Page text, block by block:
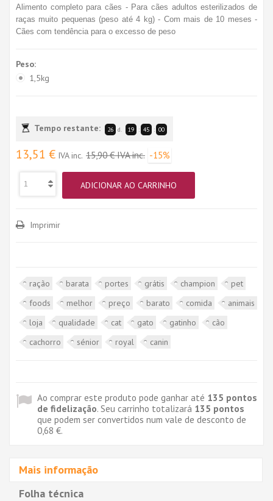
Alimento completo para cães - Para cães adultos esterilizados de
raças muito pequenas (peso até 4 kg) - Com mais de 10 meses -
Cães com tendência para o excesso de peso
Peso:
1,5kg
Tempo restante: 26 d. 19 : 44 : 59
13,51 € IVA inc. 15,90 €IVA inc. -15%
ADICIONAR AO CARRINHO
Imprimir
ração barata portes grátis champion
pet
foods
melhor preço barato comida
animais
loja
qualidade cat gato gatinho
cão
cachorro
sénior royal canin
Ao comprar este produto pode ganhar até 135 pontos
de fidelização. Seu carrinho totalizará 135 pontos
que podem ser convertidos num vale de desconto de
0,68 €.
Mais informação
Folha técnica